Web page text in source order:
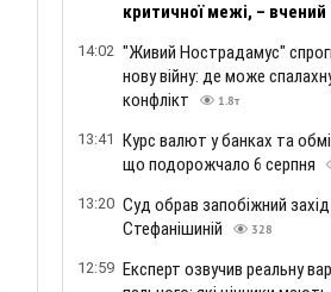
критичної межі, – вчений
14:02 "Живий Нострадамус"
нову війну: де може
конфлікт
1.8т
13:41 Курс валют у банках та
що подорожчало 6 серпня
13:20 Суд обрав запобіжний захід
Стефанішиній
328
12:59 Експерт озвучив реальну